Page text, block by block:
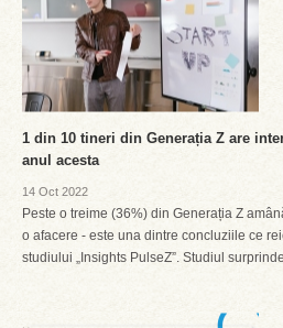
1 din 10 tineri din Generația Z are
anul acesta
14 Oct 2022
Peste o treime (36%) din Generația Z
o afacere - este una dintre concluziile ce
studiului „Insights PulseZ”. Studiul